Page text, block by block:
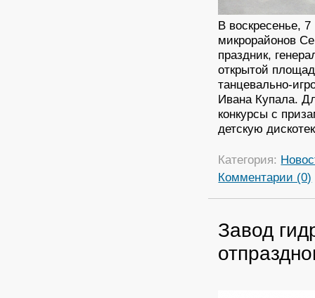
В воскресенье,
микрорайонов
праздник,
открытой
танцевально-
Ивана Купала.
конкурсы с
детскую
Категория:
Комментарии (0)
Завод